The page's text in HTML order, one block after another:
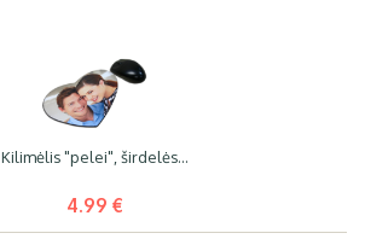
Kilimėlis "pelei", širdelės...
4.99 €